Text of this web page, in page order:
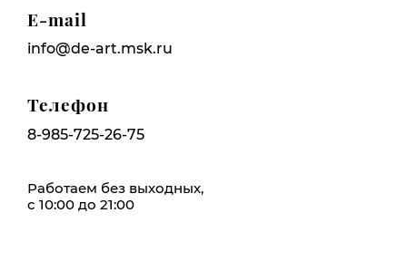
E-mail
info@de-art.msk.ru
Телефон
8-985-725-26-75
Работаем без выходных,
с 10:00 до 21:00